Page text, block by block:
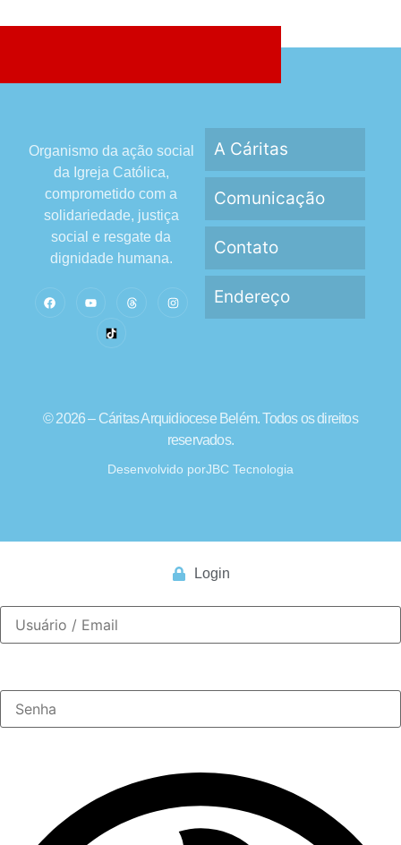
Organismo da ação social
da Igreja Católica,
comprometido com a
solidariedade, justiça
social e resgate da
dignidade humana.
A Cáritas
Comunicação
Contato
Endereço
© 2026 – Cáritas Arquidiocese Belém. Todos os direitos
reservados.
Desenvolvido porJBC Tecnologia
Login